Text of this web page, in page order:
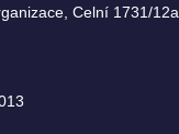
Celní 1731/12a